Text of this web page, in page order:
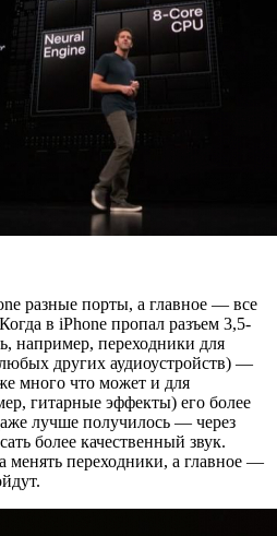
разные порты, а главное — все
в iPhone пропал разъем 3,5-
например, переходники для
других аудиоустройств) —
много что может и для
гитарные эффекты) его более
лучше получилось — через
более качественный звук.
менять переходники, а главное —